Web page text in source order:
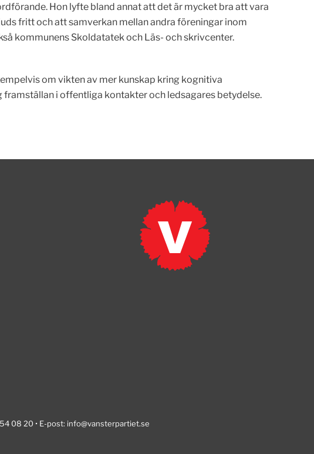
Hon lyfte bland annat att det är mycket bra att vara
fritt och att samverkan mellan andra föreningar inom
kommunens Skoldatatek och Läs- och skrivcenter.
om vikten av mer kunskap kring kognitiva
i offentliga kontakter och ledsagares betydelse.
08 20 • E-post: info@vansterpartiet.se